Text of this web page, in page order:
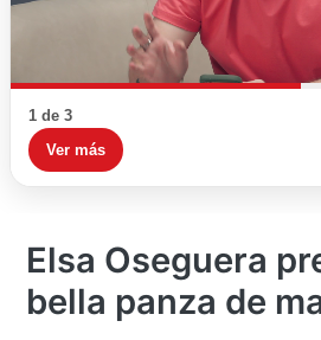
1 de 3
Ver más
Elsa Oseguera
bella panza de